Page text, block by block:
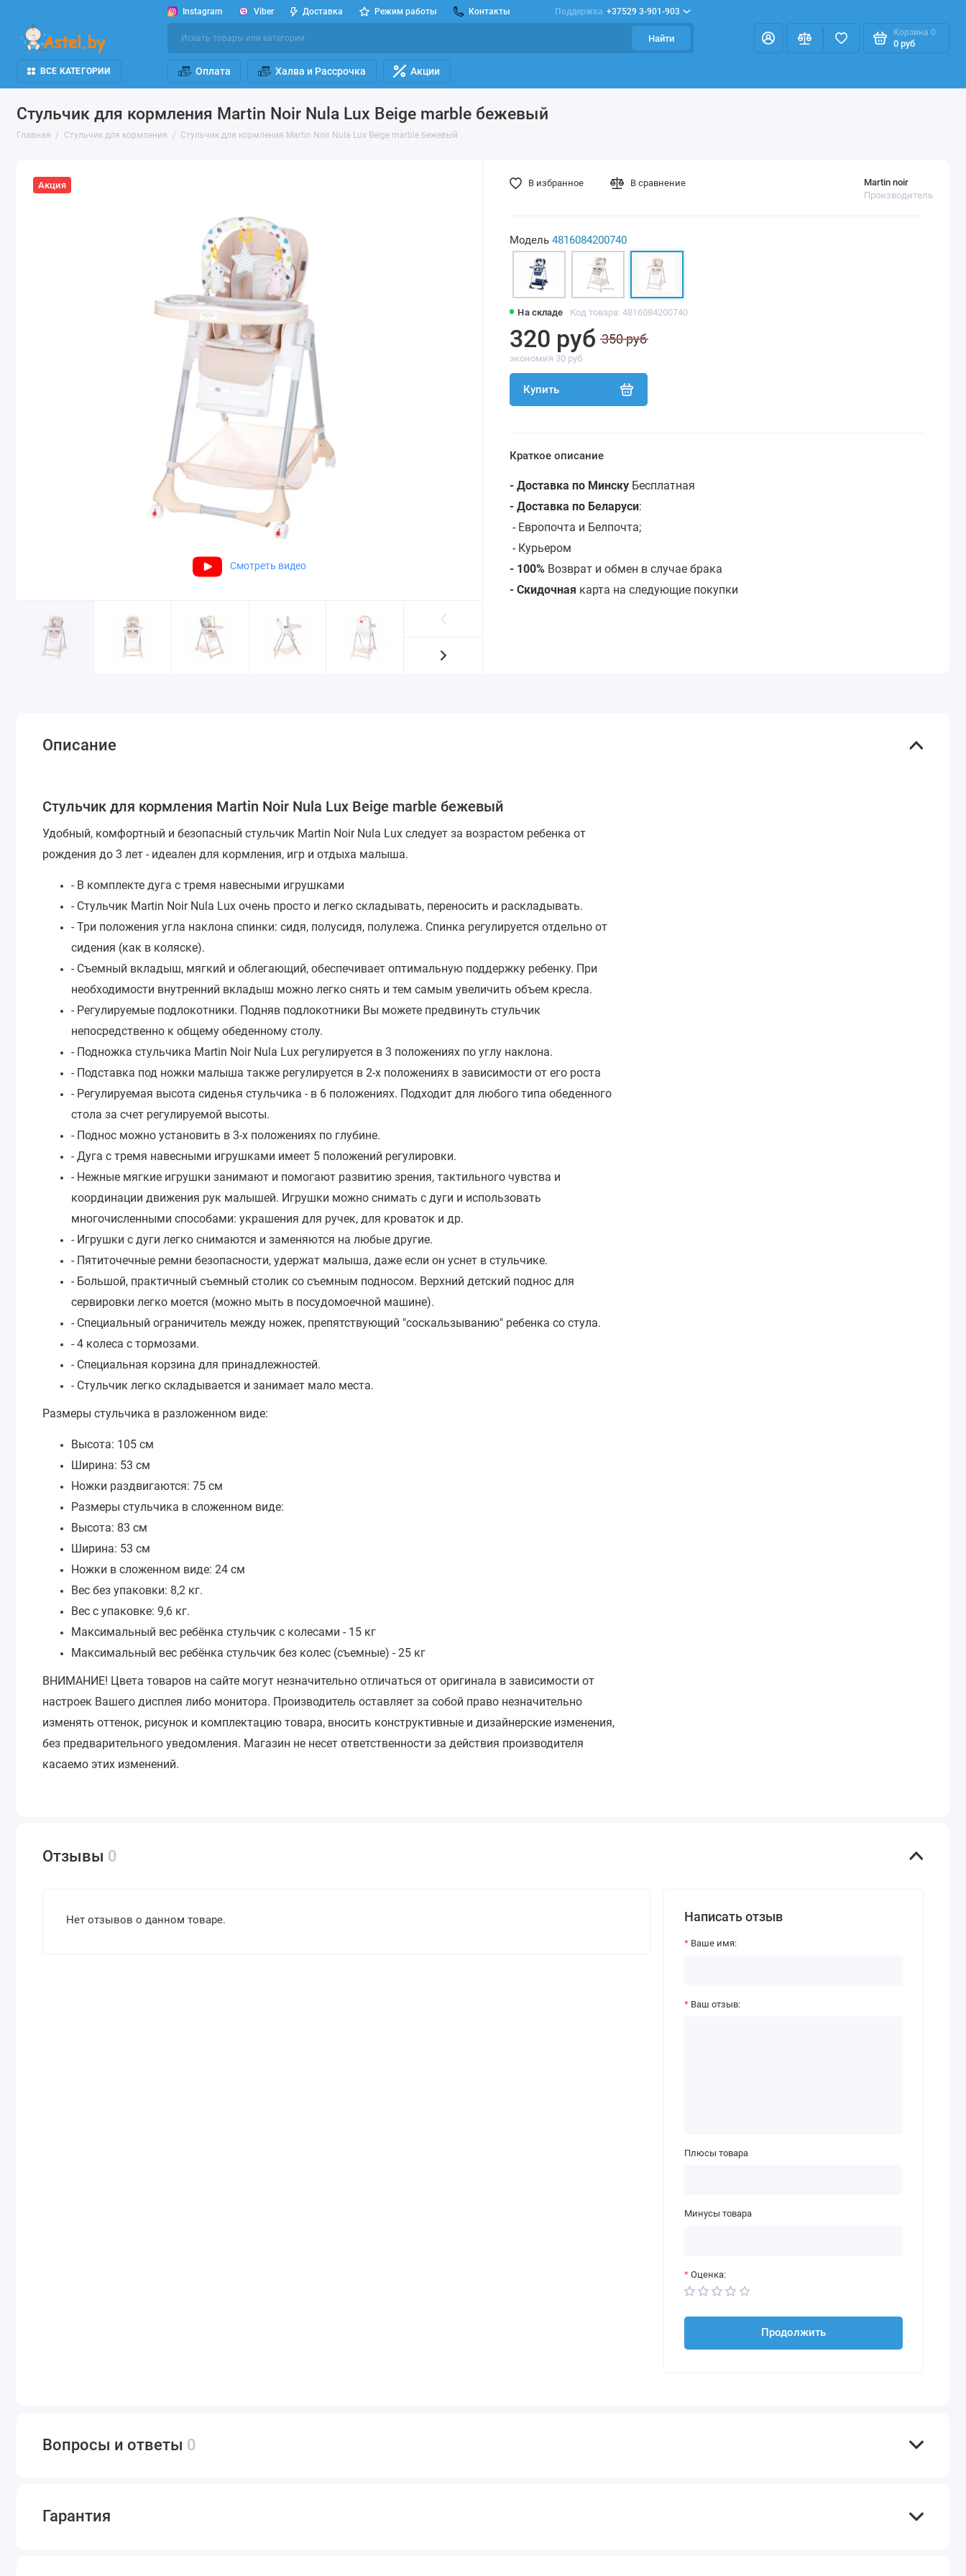
Instagram Viber Доставка Режим работы Контакты Поддержка +37529 3-901-903
Найти
Корзина 0
0 руб
ВСЕ КАТЕГОРИИ Оплата Халва и Рассрочка Акции
Стульчик для кормления Martin Noir Nula Lux Beige marble бежевый
Главная Стульчик для кормления Стульчик для кормления Martin Noir Nula Lux Beige marble бежевый
Акция
Смотреть видео
На складе Код товара: 4816084200740
Martin noir
Производитель
320 руб 350 руб
экономия 30 руб
Купить
В избранное В сравнение
Модель 4816084200740
Краткое описание
- Доставка по МинскуБесплатная
- Доставка по Беларуси:
- Европочта и Белпочта;
- Курьером
- 100% Возврат и обмен в случае брака
- Скидочная карта на следующие покупки
Описание
Стульчик для кормления Martin Noir Nula Lux Beige marble бежевый
Удобный, комфортный и безопасный стульчик Martin Noir Nula Lux следует за возрастом ребенка от
рождения до 3 лет - идеален для кормления, игр и отдыха малыша.
- В комплекте дуга с тремя навесными игрушками
- Стульчик Martin Noir Nula Lux очень просто и легко складывать, переносить и раскладывать.
- Три положения угла наклона спинки: сидя, полусидя, полулежа. Спинка регулируется отдельно от
сидения (как в коляске).
- Съемный вкладыш, мягкий и облегающий, обеспечивает оптимальную поддержку ребенку. При
необходимости внутренний вкладыш можно легко снять и тем самым увеличить объем кресла.
- Регулируемые подлокотники. Подняв подлокотники Вы можете предвинуть стульчик
непосредственно к общему обеденному столу.
- Подножка стульчика Martin Noir Nula Lux регулируется в 3 положениях по углу наклона.
- Подставка под ножки малыша также регулируется в 2-х положениях в зависимости от его роста
- Регулируемая высота сиденья стульчика - в 6 положениях. Подходит для любого типа обеденного
стола за счет регулируемой высоты.
- Поднос можно установить в 3-х положениях по глубине.
- Дуга с тремя навесными игрушками имеет 5 положений регулировки.
- Нежные мягкие игрушки занимают и помогают развитию зрения, тактильного чувства и
координации движения рук малышей. Игрушки можно снимать с дуги и использовать
многочисленными способами: украшения для ручек, для кроваток и др.
- Игрушки с дуги легко снимаются и заменяются на любые другие.
- Пятиточечные ремни безопасности, удержат малыша, даже если он уснет в стульчике.
- Большой, практичный съемный столик со съемным подносом. Верхний детский поднос для
сервировки легко моется (можно мыть в посудомоечной машине).
- Специальный ограничитель между ножек, препятствующий "соскальзыванию" ребенка со стула.
- 4 колеса с тормозами.
- Специальная корзина для принадлежностей.
- Стульчик легко складывается и занимает мало места.
Размеры стульчика в разложенном виде:
Высота: 105 см
Ширина: 53 см
Ножки раздвигаются: 75 см
Размеры стульчика в сложенном виде:
Высота: 83 см
Ширина: 53 см
Ножки в сложенном виде: 24 см
Вес без упаковки: 8,2 кг.
Вес с упаковке: 9,6 кг.
Максимальный вес ребёнка стульчик с колесами - 15 кг
Максимальный вес ребёнка стульчик без колес (съемные) - 25 кг
ВНИМАНИЕ! Цвета товаров на сайте могут незначительно отличаться от оригинала в зависимости от
настроек Вашего дисплея либо монитора. Производитель оставляет за собой право незначительно
изменять оттенок, рисунок и комплектацию товара, вносить конструктивные и дизайнерские изменения,
без предварительного уведомления. Магазин не несет ответственности за действия производителя
касаемо этих изменений.
Отзывы 0
Нет отзывов о данном товаре. Написать отзыв
Ваше имя:
Ваш отзыв:
Плюсы товара
Минусы товара
Оценка:
Продолжить
Вопросы и ответы 0
Гарантия